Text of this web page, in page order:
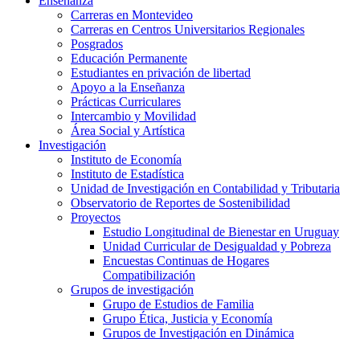
Carreras en Montevideo
Carreras en Centros Universitarios Regionales
Posgrados
Educación Permanente
Estudiantes en privación de libertad
Apoyo a la Enseñanza
Prácticas Curriculares
Intercambio y Movilidad
Área Social y Artística
Investigación
Instituto de Economía
Instituto de Estadística
Unidad de Investigación en Contabilidad y Tributaria
Observatorio de Reportes de Sostenibilidad
Proyectos
Estudio Longitudinal de Bienestar en Uruguay
Unidad Curricular de Desigualdad y Pobreza
Encuestas Continuas de Hogares
Compatibilización
Grupos de investigación
Grupo de Estudios de Familia
Grupo Ética, Justicia y Economía
Grupos de Investigación en Dinámica